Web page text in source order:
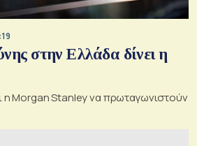
στην Ελλάδα δίνει η
η Morgan Stanley να πρωταγωνιστούν